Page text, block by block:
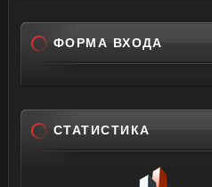
ФОРМА ВХОДА
СТАТИСТИКА